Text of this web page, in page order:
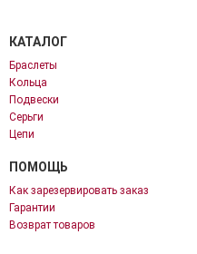
КАТАЛОГ
Браслеты
Кольца
Подвески
Серьги
Цепи
ПОМОЩЬ
Как зарезервировать заказ
Гарантии
Возврат товаров